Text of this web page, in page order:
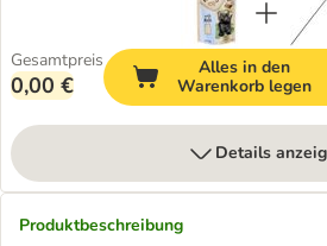
Gesamtpreis
0,00 €
Alles in den
Warenkorb legen
Details
Produktbeschreibung